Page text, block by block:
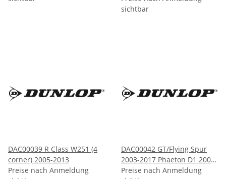
sichtbar
DAC00039 R Class W251 (4
corner) 2005-2013
Preise nach Anmeldung
DAC00042 GT/Flying Spur
2003-2017 Phaeton D1 2002-
2006
Preise nach Anmeldung